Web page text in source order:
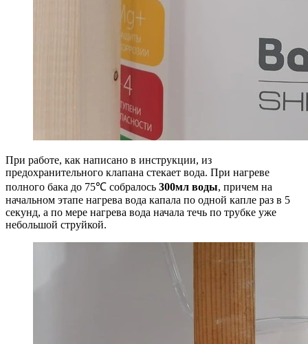
При работе, как написано в инструкции, из
предохранительного клапана стекает вода. При нагреве
полного бака до 75℃ собралось 300мл воды, причем на
начальном этапе нагрева вода капала по одной капле раз в 5
секунд, а по мере нагрева вода начала течь по трубке уже
небольшой струйкой.